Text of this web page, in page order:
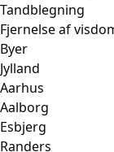
Tandblegning
Fjernelse af
Byer
Jylland
Aarhus
Aalborg
Esbjerg
Randers